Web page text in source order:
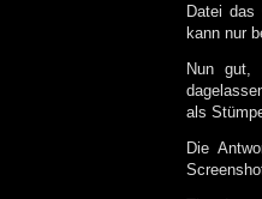
Datei das
kann nur
Nun gut,
als
Die